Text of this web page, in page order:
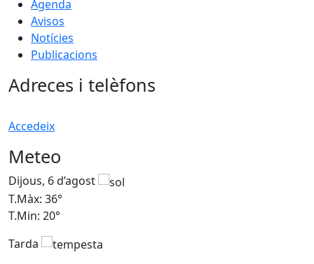
Agenda
Avisos
Notícies
Publicacions
Adreces i telèfons
Accedeix
Meteo
Dijous, 6 d’agost
T.Màx: 36°
T.Min: 20°
Tarda